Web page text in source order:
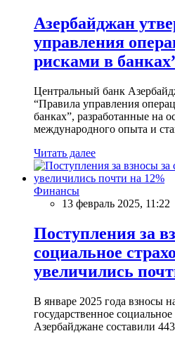
Азербайджан
управления
рисками в
Центральный банк
“Правила управления
банках”, разработанные на
международного опыта и
Читать далее
Финансы
13 февраль 2025, 11:22
Поступления за
социальное
увеличились
В январе 2025 года взносы
государственное социальное
Азербайджане составили